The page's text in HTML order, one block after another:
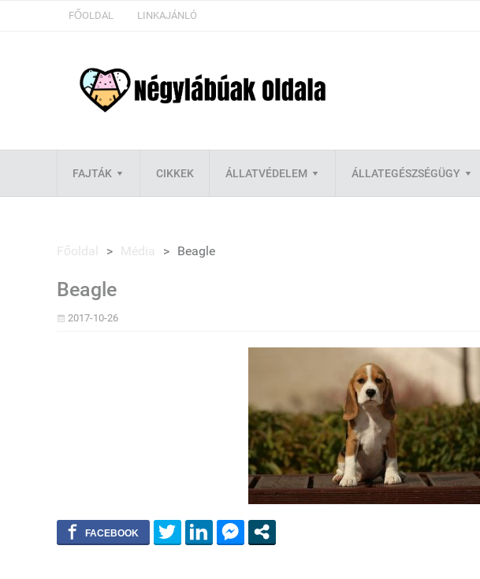
FŐOLDAL LINKAJÁNLÓ
FAJTÁK CIKKEK ÁLLATVÉDELEM ÁLLATEGÉSZSÉGÜGY
Főoldal > Média > Beagle
Beagle
2017-10-26